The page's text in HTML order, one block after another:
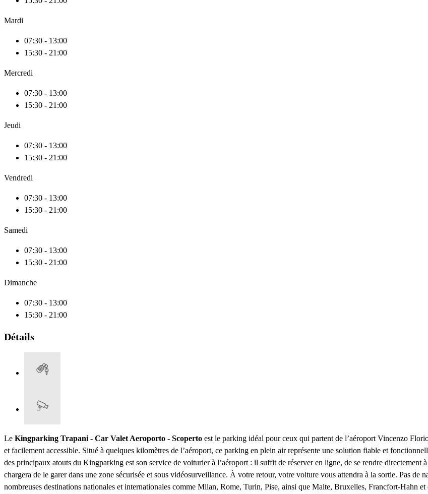
Mardi
07:30 - 13:00
15:30 - 21:00
Mercredi
07:30 - 13:00
15:30 - 21:00
Jeudi
07:30 - 13:00
15:30 - 21:00
Vendredi
07:30 - 13:00
15:30 - 21:00
Samedi
07:30 - 13:00
15:30 - 21:00
Dimanche
07:30 - 13:00
15:30 - 21:00
Détails
Le Kingparking Trapani - Car Valet Aeroporto - Scoperto est le parking idéal pour ceux qui partent de l’aéroport Vincenzo
et facilement accessible. Situé à quelques kilomètres de l’aéroport, ce parking en plein air représente une solution fiable et
des principaux atouts du Kingparking est son service de voiturier à l’aéroport : il suffit de réserver en ligne, de se rendre directement
chargera de le garer dans une zone sécurisée et sous vidéosurveillance. À votre retour, votre voiture vous attendra à la sortie. Pas de
nombreuses destinations nationales et internationales comme Milan, Rome, Turin, Pise, ainsi que Malte, Bruxelles, Francfort-Hahn